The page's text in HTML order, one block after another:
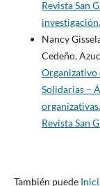
Revista San
Nancy
Cedeño,
Organizativo
Solidarias –
organizativas.
Revista San
También puede